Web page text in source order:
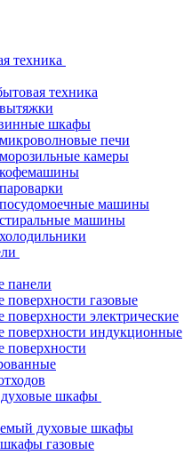
техника
техника
шкафы
печи
камеры
машины
машины
панели
поверхности газовые
поверхности электрические
поверхности индукционные
поверхности
шкафы
духовые шкафы
газовые